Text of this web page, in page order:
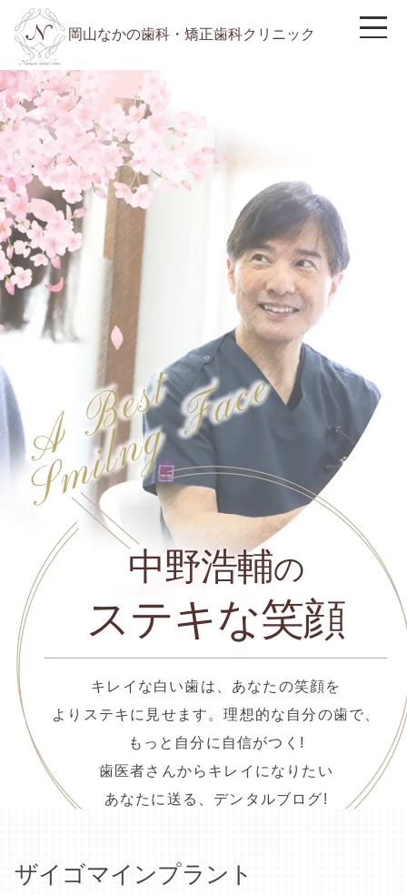
岡山なかの歯科・矯正歯科クリニック
中野浩輔の
ステキな笑顔
キレイな白い歯は、あなたの笑顔を
よりステキに見せます。理想的な自分の歯で、
もっと自分に自信がつく!
歯医者さんからキレイになりたい
あなたに送る、デンタルブログ!
ザイゴマインプラント